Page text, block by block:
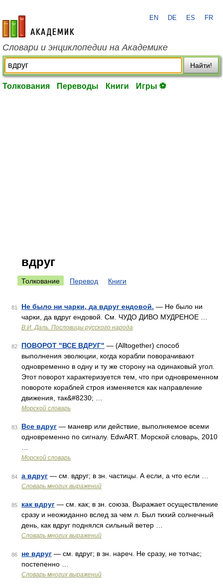
academic.ru
EN DE ES FR
Словари и энциклопедии на Академике
Найти!
Толкования Переводы Книги Игры ⚽
вдруг
Толкование Перевод Книги
81 Не было ни чарки, да вдруг ендовой. — Не было ни
чарки, да вдруг ендовой. См. ЧУДО ДИВО МУДРЕНОЕ …
В.И. Даль. Пословицы русского народа
82 ПОВОРОТ "ВСЕ ВДРУГ" — (Alltogether) способ
выполнения эволюции, когда корабли поворачивают
одновременно в одну и ту же сторону на одинаковый угол.
Этот поворот характеризуется тем, что при одновременном
повороте кораблей строя изменяется как направление
движения, так&#8230; …
Морской словарь
83 Все вдруг — маневр или действие, выполняемое всеми
одновременно по сигналу. EdwART. Морской словарь, 2010
Морской словарь
84 а вдруг — см. вдруг; в зн. частицы. А если, а что если …
Словарь многих выражений
85 как вдруг — см. как; в зн. союза. Выражает осуществление
сразу и неожиданно вслед за чем л. Был тихий солнечный
день, как вдруг поднялся сильный ветер …
Словарь многих выражений
86 не вдруг — см. вдруг; в зн. нареч. Не сразу, не тотчас;
постепенно …
Словарь многих выражений